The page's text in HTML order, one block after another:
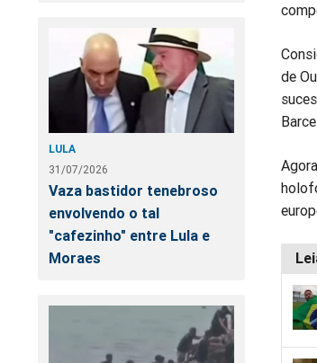
LULA
31/07/2026
Vaza bastidor tenebroso
envolvendo o tal
"cafezinho" entre Lula e
Moraes
de